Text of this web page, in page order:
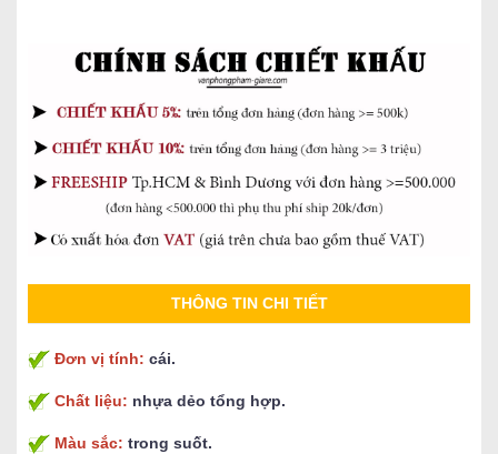
THÔNG TIN CHI TIẾT
Đơn vị tính: cái.
Chất liệu: nhựa dẻo tổng hợp.
Màu sắc: trong suốt.